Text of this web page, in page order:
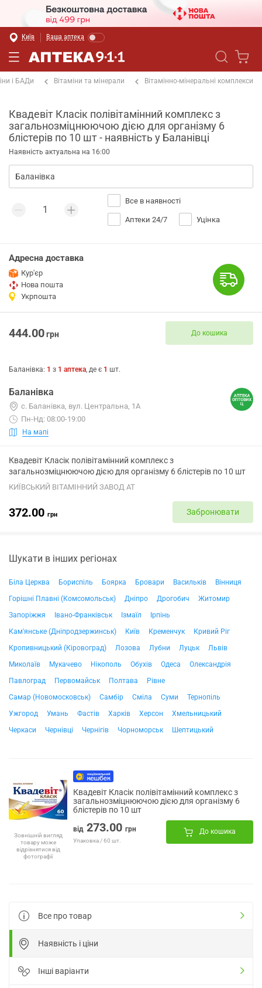
Київ Ваша аптека
і БАДи Вітаміни та мінерали Вітамінно-мінеральні комплекси
Квадевіт Класік полівітамінний комплекс з
загальнозміцнюючою дією для організму 6
блістерів по 10 шт - наявність у Баланівці
Наявність актуальна на 16:00
Все в наявності
Аптеки 24/7 Уцінка
Адресна доставка
Кур'єр
Нова пошта
Укрпошта
444.00грн До кошика
Баланівка: 1 з 1 аптека, де є 1 шт.
Баланівка
с. Баланівка, вул. Центральна, 1А
Пн-Нд: 08:00-19:00
На мапі
Квадевіт Класік полівітамінний комплекс з
загальнозміцнюючою дією для організму 6 блістерів по 10 шт
КИЇВСЬКИЙ ВІТАМІННИЙ ЗАВОД АТ
372.00 грн Забронювати
Шукати в інших регіонах
Біла Церква Бориспіль Боярка Бровари Васильків
Вінниця
Горішні Плавні (Комсомольськ)
Дніпро Дрогобич
Житомир
Запоріжжя
Івано-Франківськ Ізмаїл
Ірпінь
Кам'янське (Дніпродзержинськ)
Київ Кременчук
Кривий Ріг
Кропивницький (Кіровоград)
Лозова Лубни Луцьк
Львів
Миколаїв
Мукачево Нікополь Обухів Одеса
Олександрія
Павлоград
Первомайськ Полтава
Рівне
Самар (Новомосковськ)
Самбір Сміла Суми
Тернопіль
Ужгород
Умань Фастів Харків Херсон
Хмельницький
Черкаси
Чернівці Чернігів Чорноморськ Шептицький
Зовнішній вигляд
товару може
відрізнятися від
фотографії
Квадевіт Класік полівітамінний комплекс з
загальнозміцнюючою дією для організму 6
блістерів по 10 шт
від 273.00 грн
Упаковка / 60 шт.
До кошика
Все про товар
Наявність і ціни
Інші варіанти